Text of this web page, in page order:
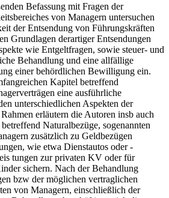
Befassung mit Fragen der
von Managern untersuchen
der Entsendung von Führungskräften
Grundlagen derartiger Entsendungen
wie Entgeltfragen, sowie steuer- und
Behandlung und eine allfällige
einer behördlichen Bewilligung ein.
Kapitel betreffend
eine ausführliche
unterschiedlichen Aspekten der
erläutern die Autoren insb auch
Naturalbezüge, sogenannten
zusätzlich zu Geldbezügen
wie etwa Dienstautos oder -
tungen zur privaten KV oder für
sichern. Nach der Behandlung
bzw der möglichen vertraglichen
von Managern, einschließlich der